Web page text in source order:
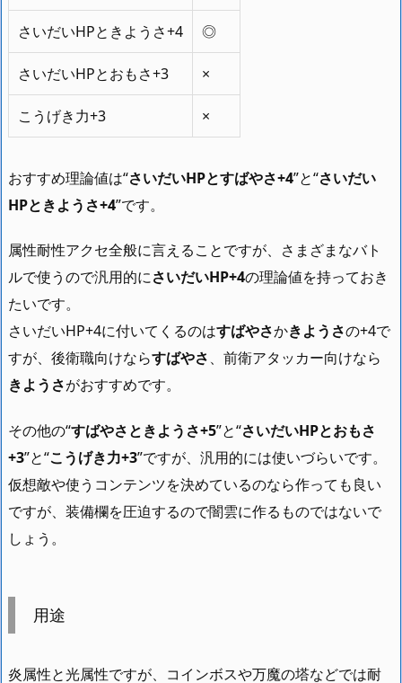
さいだいHPときようさ+4 ◎
さいだいHPとおもさ+3 ×
こうげき力+3 ×
おすすめ理論値は“さいだいHPとすばやさ+4”と“さいだい
HPときようさ+4”です。
属性耐性アクセ全般に言えることですが、さまざまなバト
ルで使うので汎用的にさいだいHP+4の理論値を持っておき
たいです。
さいだいHP+4に付いてくるのはすばやさかきようさの+4で
すが、後衛職向けならすばやさ、前衛アタッカー向けなら
きようさがおすすめです。
その他の“すばやさときようさ+5”と“さいだいHPとおもさ
+3”と“こうげき力+3”ですが、汎用的には使いづらいです。
仮想敵や使うコンテンツを決めているのなら作っても良い
ですが、装備欄を圧迫するので闇雲に作るものではないで
しょう。
用途
炎属性と光属性ですが、コインボスや万魔の塔などでは耐